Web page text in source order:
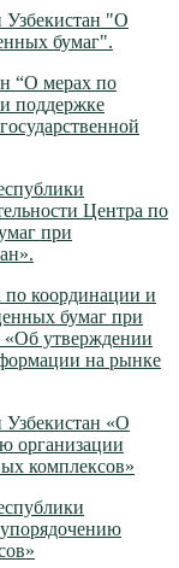
Узбекистан "О
бумаг".
“О мерах по
поддержке
Центра по
при
по координации и
бумаг при
«Об утверждении
на рынке
Узбекистан «О
организации
комплексов»